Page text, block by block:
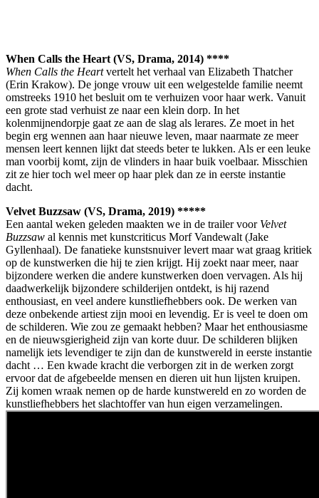
When Calls the Heart (VS, Drama, 2014) ****
When Calls the Heartvertelt het verhaal van Elizabeth Thatcher
(Erin Krakow). De jonge vrouw uit een welgestelde familie neemt
omstreeks 1910 het besluit om te verhuizen voor haar werk. Vanuit
een grote stad verhuist ze naar een klein dorp. In het
kolenmijnendorpje gaat ze aan de slag als lerares. Ze moet in het
begin erg wennen aan haar nieuwe leven, maar naarmate ze meer
mensen leert kennen lijkt dat steeds beter te lukken. Als er een leuke
man voorbij komt, zijn de vlinders in haar buik voelbaar. Misschien
zit ze hier toch wel meer op haar plek dan ze in eerste instantie
dacht.
Velvet Buzzsaw (VS, Drama, 2019) *****
Een aantal weken geleden maakten we in de trailer voor Velvet
Buzzsaw al kennis met kunstcriticus Morf Vandewalt (Jake
Gyllenhaal). De fanatieke kunstsnuiver levert maar wat graag kritiek
op de kunstwerken die hij te zien krijgt. Hij zoekt naar meer, naar
bijzondere werken die andere kunstwerken doen vervagen. Als hij
daadwerkelijk bijzondere schilderijen ontdekt, is hij razend
enthousiast, en veel andere kunstliefhebbers ook. De werken van
deze onbekende artiest zijn mooi en levendig. Er is veel te doen om
de schilderen. Wie zou ze gemaakt hebben? Maar het enthousiasme
en de nieuwsgierigheid zijn van korte duur. De schilderen blijken
namelijk iets levendiger te zijn dan de kunstwereld in eerste instantie
dacht … Een kwade kracht die verborgen zit in de werken zorgt
ervoor dat de afgebeelde mensen en dieren uit hun lijsten kruipen.
Zij komen wraak nemen op de harde kunstwereld en zo worden de
kunstliefhebbers het slachtoffer van hun eigen verzamelingen.